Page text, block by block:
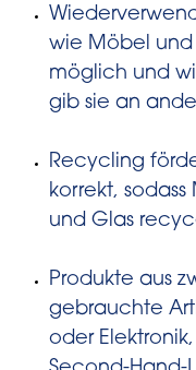
wie Möbel und
möglich und
gib sie an
Recycling
korrekt,
und Glas
Produkte aus
gebrauchte
oder